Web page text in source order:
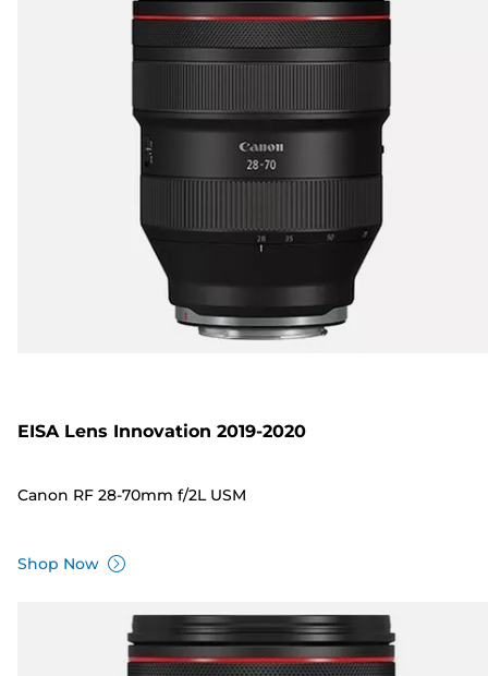
EISA Lens Innovation 2019-2020
Canon RF 28-70mm f/2L USM
Shop Now